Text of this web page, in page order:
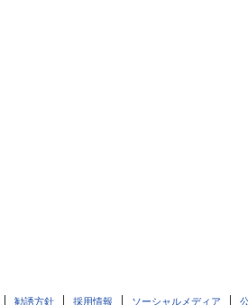
勧誘方針 採用情報 ソーシャルメディア